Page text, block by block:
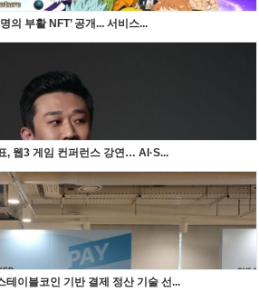
의 부활 NFT’ 공개... 서비스...
, 웹3 게임 컨퍼런스 강연… AI·S...
테이블코인 기반 결제 정산 기술 선...